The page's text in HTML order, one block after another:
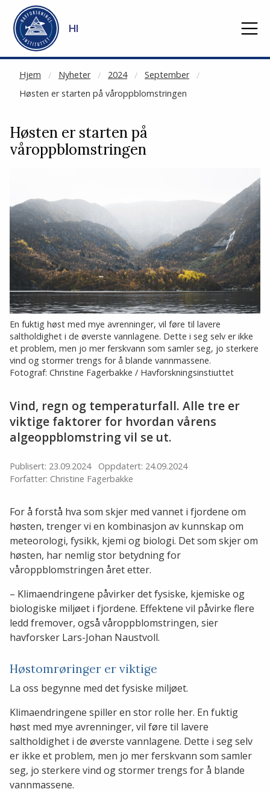
Gå til hovedinnhold
HI
Hjem Nyheter 2024
September
Høsten er starten på våroppblomstringen
NOT CACHED
Høsten er starten på
våroppblomstringen
En fuktig høst med mye avrenninger, vil føre til lavere
saltholdighet i de øverste vannlagene. Dette i seg selv er ikke
et problem, men jo mer ferskvann som samler seg, jo sterkere
vind og stormer trengs for å blande vannmassene.
Fotograf: Christine Fagerbakke / Havforskningsinstiuttet
Vind, regn og temperaturfall. Alle tre er
viktige faktorer for hvordan vårens
algeoppblomstring vil se ut.
Publisert: 23.09.2024
Oppdatert: 24.09.2024
Forfatter: Christine Fagerbakke
For å forstå hva som skjer med vannet i fjordene om
høsten, trenger vi en kombinasjon av kunnskap om
meteorologi, fysikk, kjemi og biologi. Det som skjer om
høsten, har nemlig stor betydning for
våroppblomstringen året etter.
– Klimaendringene påvirker det fysiske, kjemiske og
biologiske miljøet i fjordene. Effektene vil påvirke flere
ledd fremover, også våroppblomstringen, sier
havforsker Lars-Johan Naustvoll.
Høstomrøringer er viktige
La oss begynne med det fysiske miljøet.
Klimaendringene spiller en stor rolle her. En fuktig
høst med mye avrenninger, vil føre til lavere
saltholdighet i de øverste vannlagene. Dette i seg selv
er ikke et problem, men jo mer ferskvann som samler
seg, jo sterkere vind og stormer trengs for å blande
vannmassene.